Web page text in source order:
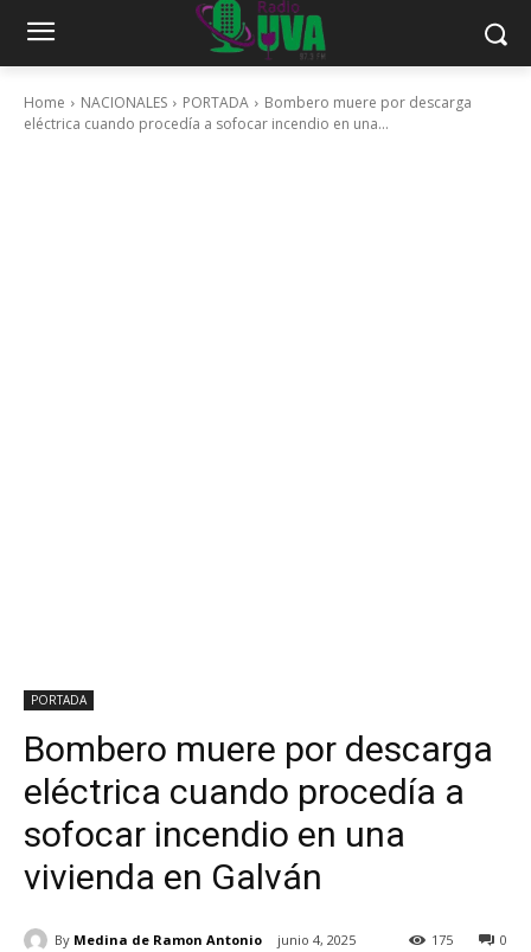
Home NACIONALES PORTADA
Bombero muere por descarga
eléctrica cuando procedía a sofocar incendio en una...
PORTADA
Bombero muere por descarga
eléctrica cuando procedía a
sofocar incendio en una
vivienda en Galván
By Medina de Ramon Antonio junio 4, 2025 0
175